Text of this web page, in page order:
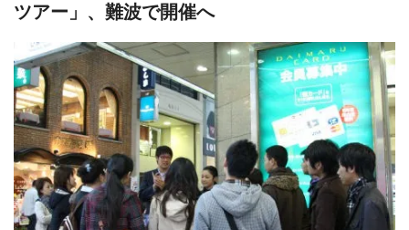
ツアー」、難波で開催へ